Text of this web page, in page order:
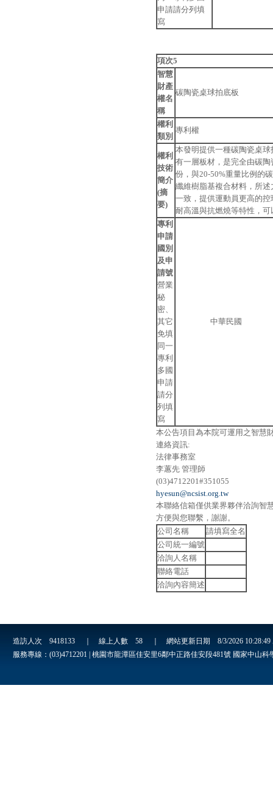
申請請分列填
寫
項次5
智慧
財產
權名
稱
碳陶瓷桌球拍底板
權利
類別
專利權
權利
技術
簡介
(摘
要)
本發明提供一種碳陶瓷桌
有一層板材，是完全由碳
份，與20-50%重量比例的
纖維樹脂基複合材料，所
一致，提供運動員更高的
耐高溫與抗燃燒等特性，
專利
申請
國別
及申
請號
營業
秘
密、
其它
免填
同一
專利
多國
申請
請分
列填
寫
中華民國
本公告項目為本院可運用之智慧
連絡資訊:
法律事務室
李蕙先 管理師
(03)4712201#351055
hyesun@ncsist.org.tw
本聯絡信箱僅供業界夥伴洽詢智
方便與您聯繫，謝謝。
公司名稱
請填寫全名
公司統一編號
洽詢人名稱
聯絡電話
洽詢內容簡述
造訪人次 9418133 ｜ 線上人數 58 ｜ 網站更新日期 8/3/2026
服務專線：(03)4712201 | 桃園市龍潭區佳安里6鄰中正路佳安段481號 國家中山